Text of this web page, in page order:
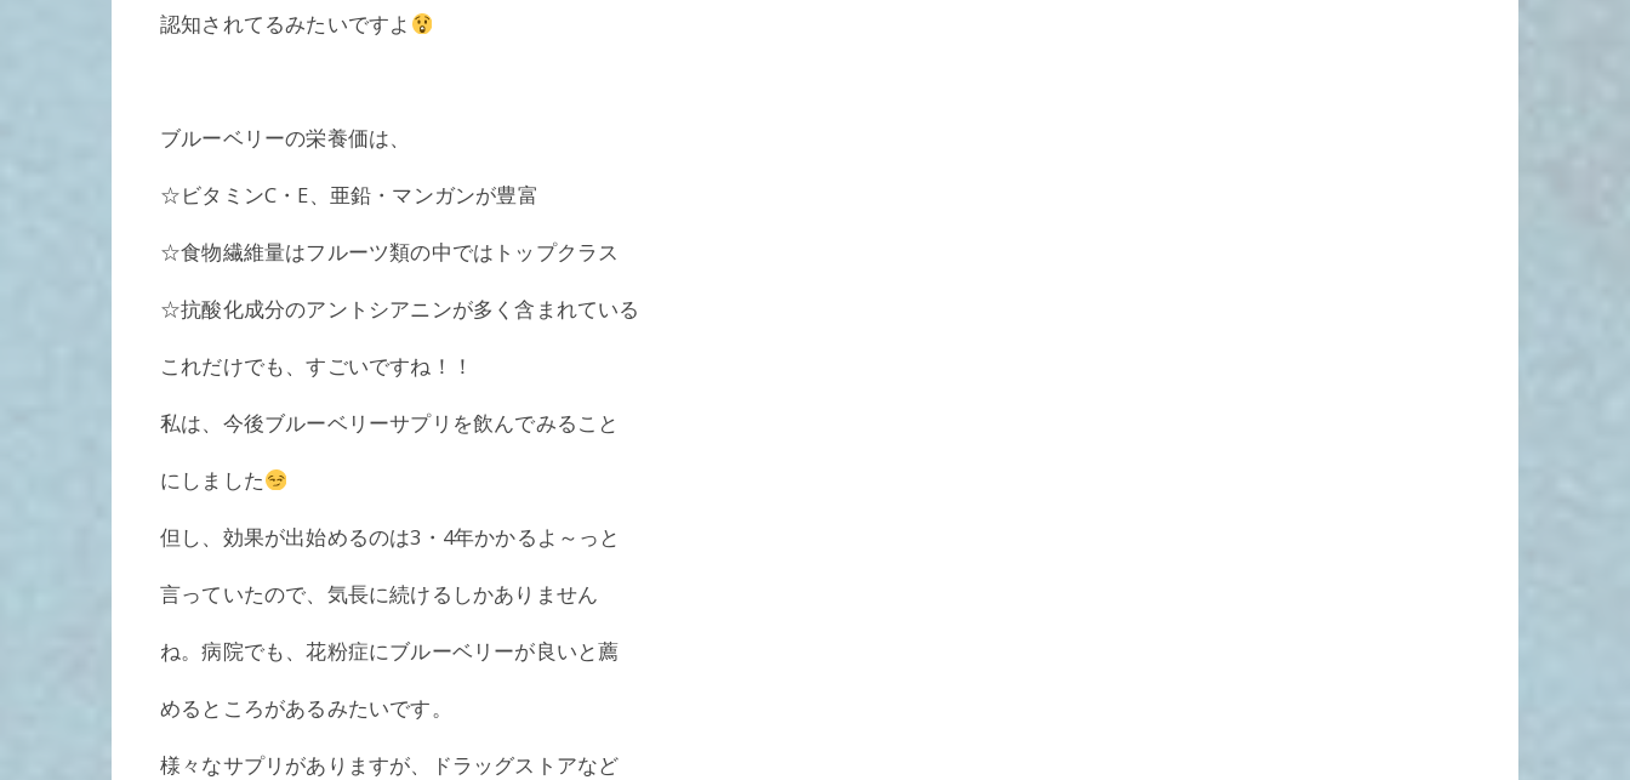
認知されてるみたいですよ
ブルーベリーの栄養価は、
☆ビタミンC・E、亜鉛・マンガンが豊富
☆食物繊維量はフルーツ類の中ではトップクラス
☆抗酸化成分のアントシアニンが多く含まれている
これだけでも、すごいですね！！
私は、今後ブルーベリーサプリを飲んでみること
にしました
但し、効果が出始めるのは3・4年かかるよ～っと
言っていたので、気長に続けるしかありません
ね。病院でも、花粉症にブルーベリーが良いと薦
めるところがあるみたいです。
様々なサプリがありますが、ドラッグストアなど